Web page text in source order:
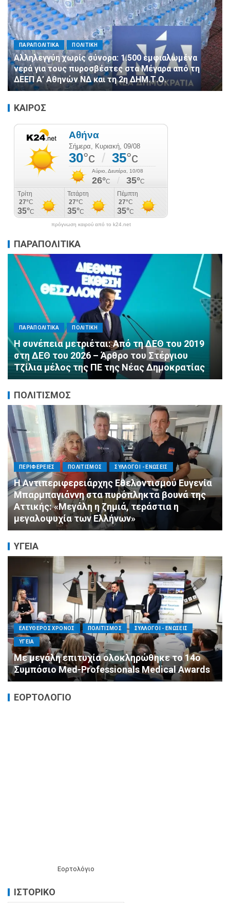
ΠΑΡΑΠΟΛΙΤΙΚΑ ΠΟΛΙΤΙΚΗ
Αλληλεγγύη χωρίς σύνορα: 1.500 εμφιαλωμένα
νερά για τους πυροσβέστες στα Μέγαρα από τη
ΔΕΕΠ Α’ Αθηνών ΝΔ και τη 2η ΔΗΜ.Τ.Ο.
ΚΑΙΡΟΣ
πρόγνωση καιρού από το k24.net
ΠΑΡΑΠΟΛΙΤΙΚΑ
ΠΑΡΑΠΟΛΙΤΙΚΑ ΠΟΛΙΤΙΚΗ
Αλληλεγγύη χωρίς σύνορα: 1.500
εμφιαλωμένα νερά για τους πυροσβέστες στα
Μέγαρα από τη ΔΕΕΠ Α’ Αθηνών ΝΔ και τη 2η
ΔΗΜ.Τ.Ο.
ΠΟΛΙΤΙΣΜΟΣ
ΠΟΛΙΤΙΣΜΟΣ ΣΥΛΛΟΓΟΙ - ΕΝΩΣΕΙΣ
Πνιγμός: Ο Σιωπηλός Θάνατος που Δεν
Μοιάζει με τις Ταινίες
ΥΓΕΙΑ
ΕΛΕΥΘΕΡΟΣ ΧΡΟΝΟΣ ΟΙΚΟΝΟΜΙΑ ΥΓΕΙΑ
Καταστροφικές δαπάνες υγείας και η
αντιμετώπισή τους
ΕΟΡΤΟΛΟΓΙΟ
Εορτολόγιο
ΙΣΤΟΡΙΚΌ